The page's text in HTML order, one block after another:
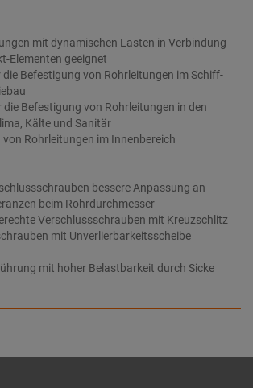
mit dynamischen Lasten in Verbindung
Elementen geeignet
die Befestigung von Rohrleitungen im Schiff-
die Befestigung von Rohrleitungen in den
Kälte und Sanitär
Rohrleitungen im Innenbereich
bessere Anpassung an
beim Rohrdurchmesser
Verschlussschrauben mit Kreuzschlitz
mit Unverlierbarkeitsscheibe
mit hoher Belastbarkeit durch Sicke